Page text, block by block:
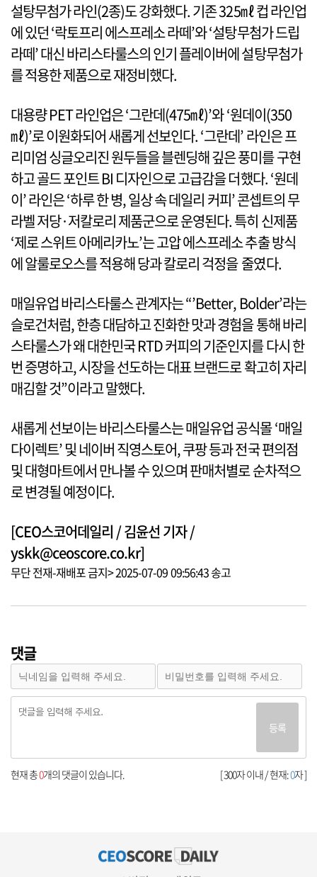
설탕무첨가 라인(2종)도 강화했다. 기존 325㎖ 컵 라인업
에 있던 ‘락토프리 에스프레소 라떼’와 ‘설탕무첨가 드립
라떼’ 대신 바리스타룰스의 인기 플레이버에 설탕무첨가
를 적용한 제품으로 재정비했다.
대용량 PET 라인업은 ‘그란데(475㎖)’와 ‘원데이(350
㎖)’로 이원화되어 새롭게 선보인다. ‘그란데’ 라인은 프
리미엄 싱글오리진 원두들을 블렌딩해 깊은 풍미를 구현
하고 골드 포인트 BI 디자인으로 고급감을 더했다. ‘원데
이’ 라인은 ‘하루 한 병, 일상 속 데일리 커피’ 콘셉트의 무
라벨 저당·저칼로리 제품군으로 운영된다. 특히 신제품
‘제로 스위트 아메리카노’는 고압 에스프레소 추출 방식
에 알룰로오스를 적용해 당과 칼로리 걱정을 줄였다.
매일유업 바리스타룰스 관계자는 “’Better, Bolder’라는
슬로건처럼, 한층 대담하고 진화한 맛과 경험을 통해 바리
스타룰스가 왜 대한민국 RTD 커피의 기준인지를 다시 한
번 증명하고, 시장을 선도하는 대표 브랜드로 확고히 자리
매김할 것”이라고 말했다.
새롭게 선보이는 바리스타룰스는 매일유업 공식몰 ‘매일
다이렉트’ 및 네이버 직영스토어, 쿠팡 등과 전국 편의점
및 대형마트에서 만나볼 수 있으며 판매처별로 순차적으
로 변경될 예정이다.
[CEO스코어데일리 / 김윤선 기자 /
yskk@ceoscore.co.kr]
무단 전재-재배포 금지> 2025-07-09 09:56:43 송고
댓글
등록
[ 300자 이내 / 현재:0자 ]
현재 총0개의 댓글이 있습니다.